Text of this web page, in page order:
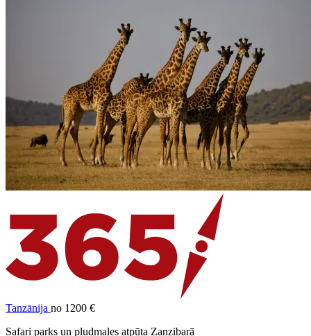
Tanzānija no 1200 €
Safari parks un pludmales atpūta Zanzibarā